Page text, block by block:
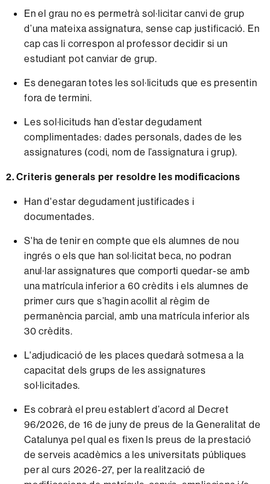
En el grau no es permetrà sol·licitar canvi de grup
d’una mateixa assignatura, sense cap justificació. En
cap cas li correspon al professor decidir si un
estudiant pot canviar de grup.
Es denegaran totes les sol·licituds que es presentin
fora de termini.
Les sol·licituds han d’estar degudament
complimentades: dades personals, dades de les
assignatures (codi, nom de l’assignatura i grup).
2. Criteris generals per resoldre les modificacions
Han d'estar degudament justificades i
documentades.
S'ha de tenir en compte que els alumnes de nou
ingrés o els que han sol·licitat beca, no podran
anul·lar assignatures que comporti quedar-se amb
una matrícula inferior a 60 crèdits i els alumnes de
primer curs que s’hagin acollit al règim de
permanència parcial, amb una matrícula inferior als
30 crèdits.
L'adjudicació de les places quedarà sotmesa a la
capacitat dels grups de les assignatures
sol·licitades.
Es cobrarà el preu establert d’acord al Decret
96/2026, de 16 de juny de preus de la Generalitat de
Catalunya pel qual es fixen ls preus de la prestació
de serveis acadèmics a les universitats públiques
per al curs 2026-27, per la realització de